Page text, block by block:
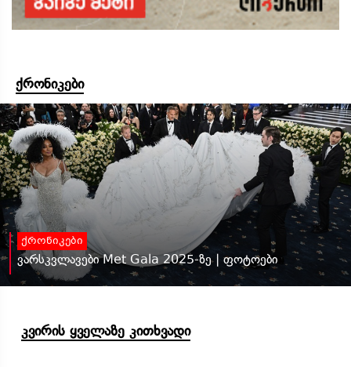
ქრონიკები
ქრონიკები
ვარსკვლავები Met Gala 2025-ზე | ფოტოები
კვირის ყველაზე კითხვადი